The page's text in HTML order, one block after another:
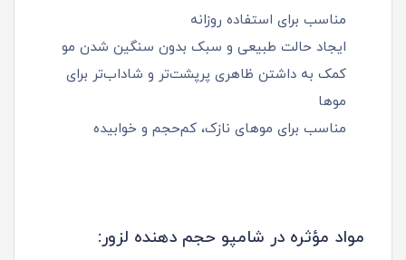
مناسب برای استفاده روزانه
ایجاد حالت طبیعی و سبک بدون سنگین شدن مو
کمک به داشتن ظاهری پرپشت‌تر و شاداب‌تر برای
موها
مناسب برای موهای نازک، کم‌حجم و خوابیده
مواد مؤثره در شامپو حجم دهنده لزور: